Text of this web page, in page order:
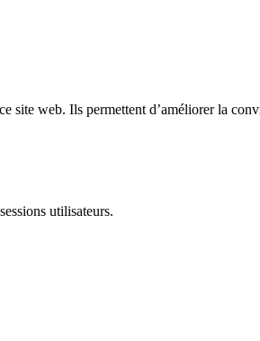
site web. Ils permettent d’améliorer la
utilisateurs.